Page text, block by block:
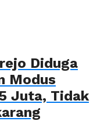
Diduga
Modus
Juta, Tidak